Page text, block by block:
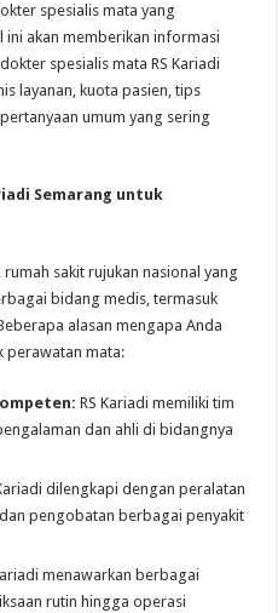
spesialis mata yang
akan memberikan informasi
spesialis mata RS Kariadi
layanan, kuota pasien, tips
umum yang sering
Semarang untuk
sakit rujukan nasional yang
bidang medis, termasuk
alasan mengapa Anda
perawatan mata:
RS Kariadi memiliki tim
dan ahli di bidangnya
dilengkapi dengan peralatan
pengobatan berbagai penyakit
menawarkan berbagai
rutin hingga operasi